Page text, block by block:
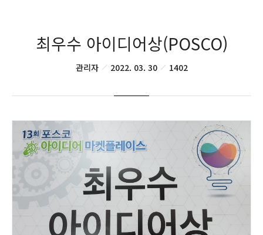
최우수 아이디어상(POSCO)
관리자 2022. 03. 30 1402